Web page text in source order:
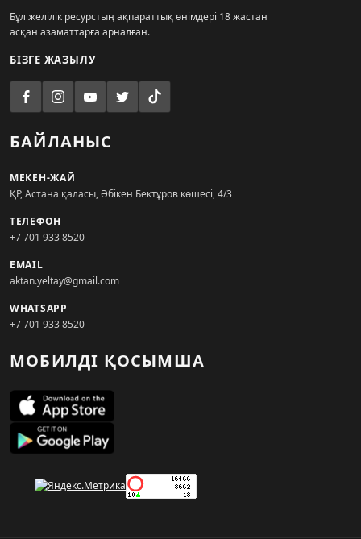
Бұл желілік ресурстың ақпараттық өнімдері 18 жастан
асқан азаматтарға арналған.
БІЗГЕ ЖАЗЫЛУ
БАЙЛАНЫС
МЕКЕН-ЖАЙ
ҚР, Астана қаласы, Әбікен Бектұров көшесі, 4/3
ТЕЛЕФОН
+7 701 933 8520
EMAIL
aktan.yeltay@gmail.com
WHATSAPP
+7 701 933 8520
МОБИЛДІ ҚОСЫМША